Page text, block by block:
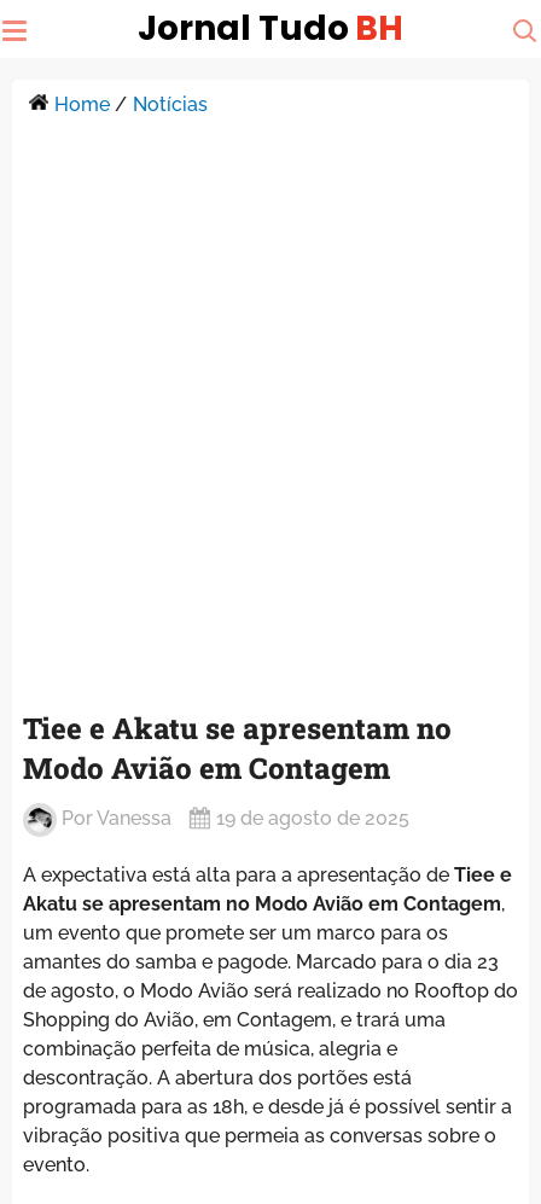
Jornal Tudo BH
Home/ Notícias
Tiee e Akatu se apresentam no
Modo Avião em Contagem
PorVanessa 19 de agosto de 2025
A expectativa está alta para a apresentação de Tiee e
Akatu se apresentam no Modo Avião em Contagem,
um evento que promete ser um marco para os
amantes do samba e pagode. Marcado para o dia 23
de agosto, o Modo Avião será realizado no Rooftop do
Shopping do Avião, em Contagem, e trará uma
combinação perfeita de música, alegria e
descontração. A abertura dos portões está
programada para as 18h, e desde já é possível sentir a
vibração positiva que permeia as conversas sobre o
evento.